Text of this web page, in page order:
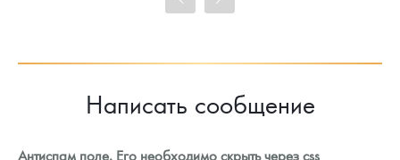
Написать сообщение
Антиспам поле. Его необходимо скрыть через css